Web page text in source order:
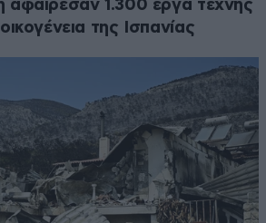
αφαίρεσαν 1.300 έργα τέχνης
της Ισπανίας